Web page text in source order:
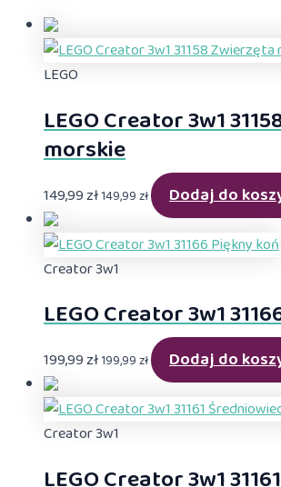
LEGO
LEGO Creator 3w1
morskie
149,99zł149,99zł Dodaj do
Creator 3w1
LEGO Creator 3w1
199,99zł199,99zł Dodaj do
Creator 3w1
LEGO Creator 3w1 31161